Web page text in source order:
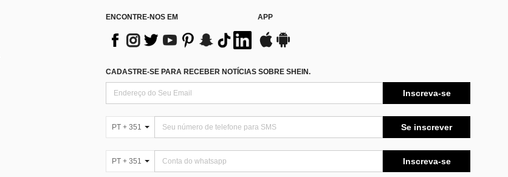
ENCONTRE-NOS EM APP
CADASTRE-SE PARA RECEBER NOTÍCIAS SOBRE SHEIN.
Inscreva-se
PT + 351 Se inscrever
PT + 351 Inscreva-se